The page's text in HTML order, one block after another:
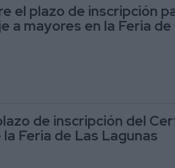
el plazo de inscripción
a mayores en la Feria de
de inscripción del
la Feria de Las Lagunas